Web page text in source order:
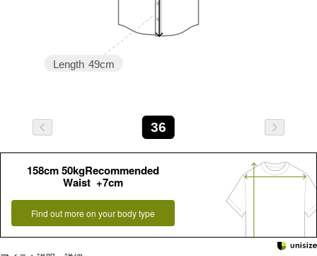
Length 49cm
36
158cm 50kgRecommended
Waist +7cm
Find out more on your body type